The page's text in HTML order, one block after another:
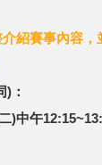
紹賽事內容，
：
午